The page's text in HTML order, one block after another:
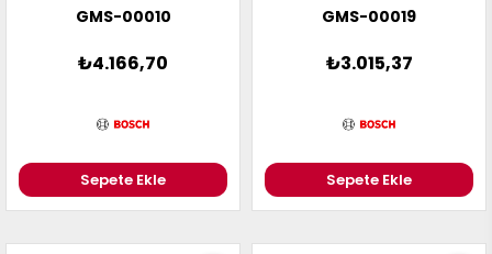
GMS-00010
₺4.166,70
Sepete Ekle
GMS-00019
₺3.015,37
Sepete Ekle